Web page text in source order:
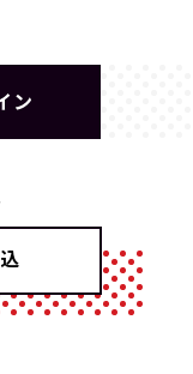
ン